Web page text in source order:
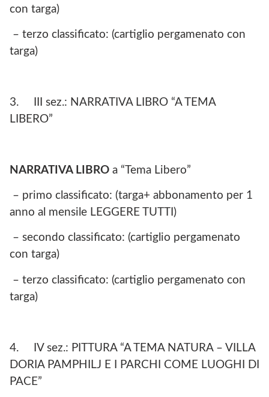
con targa)
– terzo classificato: (cartiglio pergamenato con
targa)
3. III sez.: NARRATIVA LIBRO “A TEMA
LIBERO”
NARRATIVA LIBRO a “Tema Libero”
– primo classificato: (targa+ abbonamento per 1
anno al mensile LEGGERE TUTTI)
– secondo classificato: (cartiglio pergamenato
con targa)
– terzo classificato: (cartiglio pergamenato con
targa)
4. IV sez.: PITTURA “A TEMA NATURA – VILLA
DORIA PAMPHILJ E I PARCHI COME LUOGHI DI
PACE”